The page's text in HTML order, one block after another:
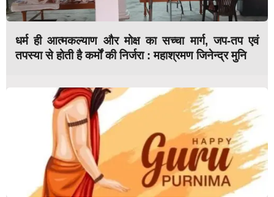
धर्म ही आत्मकल्याण और मोक्ष का सच्चा मार्ग, जप-तप एवं
तपस्या से होती है कर्मों की निर्जरा : महाश्रमण जिनेन्द्र मुनि